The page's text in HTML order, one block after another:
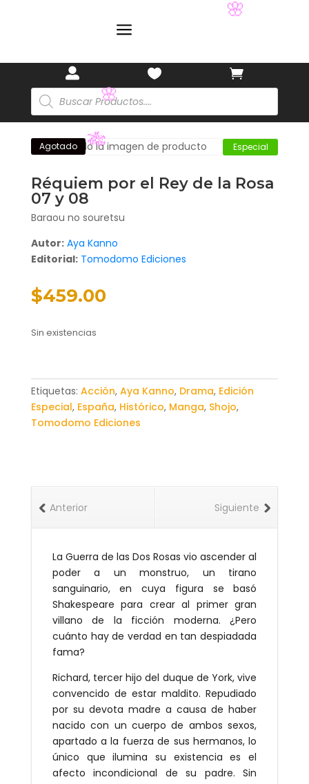
a
 

Búsqueda
de
productos
Agotado Especial
Réquiem por el Rey de la Rosa
07 y 08
Baraou no souretsu
Autor: Aya Kanno
Editorial: Tomodomo Ediciones
$459.00
Sin existencias
Etiquetas: Acción, Aya Kanno, Drama, Edición
Especial, España, Histórico, Manga, Shojo,
Tomodomo Ediciones
Siguiente
Anterior
La Guerra de las Dos Rosas vio ascender al
poder a un monstruo, un tirano
sanguinario, en cuya figura se basó
Shakespeare para crear al primer gran
villano de la ficción moderna. ¿Pero
cuánto hay de verdad en tan despiadada
fama?
Richard, tercer hijo del duque de York, vive
convencido de estar maldito. Repudiado
por su devota madre a causa de haber
nacido con un cuerpo de ambos sexos,
apartado a la fuerza de sus hermanos, lo
único que ilumina su existencia es el
afecto incondicional de su padre. Sin
🌸
🎋